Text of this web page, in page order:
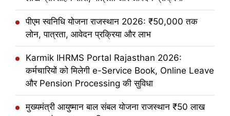
पीएम स्वनिधि योजना राजस्थान 2026: ₹50,000 तक
लोन, पात्रता, आवेदन प्रक्रिया और लाभ
Karmik IHRMS Portal Rajasthan 2026:
कर्मचारियों को मिलेगी e-Service Book, Online Leave
और Pension Processing की सुविधा
मुख्यमंत्री आयुष्मान बाल संबल योजना राजस्थान ₹50 लाख